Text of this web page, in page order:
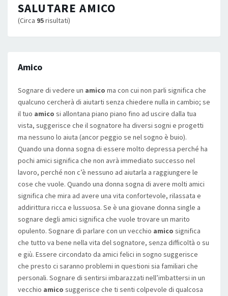
SALUTARE AMICO
(Circa 95risultati)
Amico
Sognare di vedere un amico ma con cui non parli significa che
qualcuno cercherà di aiutarti senza chiedere nulla in cambio; se
il tuo amico si allontana piano piano fino ad uscire dalla tua
vista, suggerisce che il sognatore ha diversi sogni e progetti
ma nessuno lo aiuta (ancor peggio se nel sogno è buio).
Quando una donna sogna di essere molto depressa perché ha
pochi amici significa che non avrà immediato successo nel
lavoro, perché non c’è nessuno ad aiutarla a raggiungere le
cose che vuole. Quando una donna sogna di avere molti amici
significa che mira ad avere una vita confortevole, rilassata e
addirittura ricca e lussuosa. Se è una giovane donna single a
sognare degli amici significa che vuole trovare un marito
opulento. Sognare di parlare con un vecchio amico significa
che tutto va bene nella vita del sognatore, senza difficoltà o su
e giù. Essere circondato da amici felici in sogno suggerisce
che presto ci saranno problemi in questioni sia familiari che
personali. Sognare di sentirsi imbarazzati nell’imbattersi in un
vecchio amico suggerisce che ti senti colpevole di qualcosa